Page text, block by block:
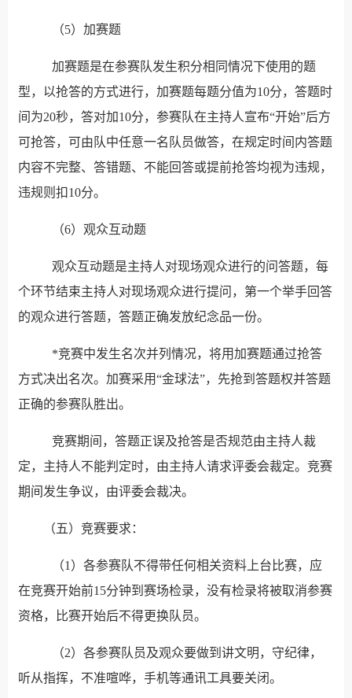
（5）加赛题
加赛题是在参赛队发生积分相同情况下使用的题
型，以抢答的方式进行，加赛题每题分值为10分，答题时
间为20秒，答对加10分，参赛队在主持人宣布“开始”后方
可抢答，可由队中任意一名队员做答，在规定时间内答题
内容不完整、答错题、不能回答或提前抢答均视为违规，
违规则扣10分。
（6）观众互动题
观众互动题是主持人对现场观众进行的问答题，每
个环节结束主持人对现场观众进行提问，第一个举手回答
的观众进行答题，答题正确发放纪念品一份。
*竞赛中发生名次并列情况，将用加赛题通过抢答
方式决出名次。加赛采用“金球法”，先抢到答题权并答题
正确的参赛队胜出。
竞赛期间，答题正误及抢答是否规范由主持人裁
定，主持人不能判定时，由主持人请求评委会裁定。竞赛
期间发生争议，由评委会裁决。
（五）竞赛要求：
（1）各参赛队不得带任何相关资料上台比赛，应
在竞赛开始前15分钟到赛场检录，没有检录将被取消参赛
资格，比赛开始后不得更换队员。
（2）各参赛队员及观众要做到讲文明，守纪律，
听从指挥，不准喧哗，手机等通讯工具要关闭。